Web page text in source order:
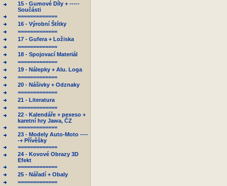
15 - Gumové Díly + -----
Součásti
=============
16 - Výrobní Štítky
=============
17 - Gufera + Ložiska
=============
18 - Spojovací Materiál
=============
19 - Nálepky + Alu. Loga
=============
20 - Nášivky + Odznaky
=============
21 - Literatura
=============
22 - Kalendáře + pexeso +
karetní hry Jawa, ČZ
=============
23 - Modely Auto-Moto ----
-+ Přívěšky
=============
24 - Kovové Obrazy 3D
Efekt
=============
25 - Nářadí + Obaly
=============